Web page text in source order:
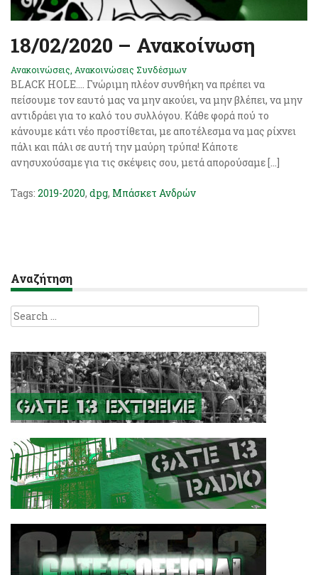
18/02/2020 – Ανακοίνωση
Ανακοινώσεις Ανακοινώσεις Συνδέσμων
BLACK HOLE…. Γνώριμη πλέον συνθήκη να πρέπει να
πείσουμε τον εαυτό μας να μην ακούει, να μην βλέπει, να μην
αντιδράει για το καλό του συλλόγου. Κάθε φορά πού το
κάνουμε κάτι νέο προστίθεται, με αποτέλεσμα να μας ρίχνει
πάλι και πάλι σε αυτή την μαύρη τρύπα! Κάποτε
ανησυχούσαμε για τις σκέψεις σου, μετά απορούσαμε […]
Tags: 2019-2020, dpg, Μπάσκετ Ανδρών
Αναζήτηση
Search
for: